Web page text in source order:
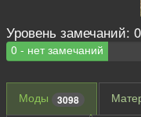
Уровень замечаний: 0
0 - нет замечаний
Моды 3098